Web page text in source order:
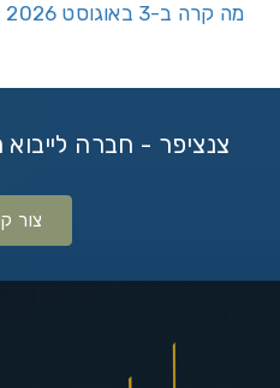
מה קרה ב-3 באוגוסט 2026 בבורסאות?
צנציפר - חברה
צור